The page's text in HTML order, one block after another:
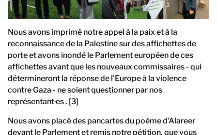
Nous avons imprimé notre appel à la paix et à la
reconnaissance de la Palestine sur des affichettes de
porte et avons inondé le Parlement européen de ces
affichettes avant que les nouveaux commissaires - qui
détermineront la réponse de l'Europe à la violence
contre Gaza - ne soient questionner par nos
représentant·es . [3]
Nous avons placé des pancartes du poème d'Alareer
devant le Parlement et remis notre pétition, que vous